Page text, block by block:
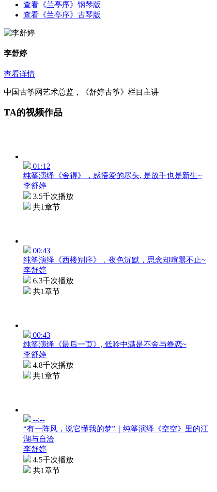
查看《兰亭序》钢琴版
查看《兰亭序》古琴版
李舒婷
查看详情
中国古筝网艺术总监，《舒婷古筝》栏目主讲
TA的视频作品
01:12
纯筝演绎《舍得》，感悟爱的尽头, 是放手也是新生~
李舒婷
3.5千次播放
共1章节
00:43
纯筝演绎《西楼别序》，夜色沉默，思念却喧嚣不止~
李舒婷
6.3千次播放
共1章节
00:43
纯筝演绎《最后一页》, 低吟中满是不舍与眷恋~
李舒婷
4.8千次播放
共1章节
--:--
“有一阵风，说它懂我的梦”｜纯筝演绎《空空》里的江
湖与自洽
李舒婷
4.5千次播放
共1章节